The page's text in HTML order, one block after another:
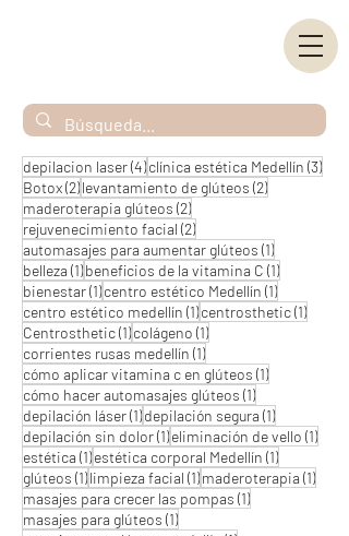
depilacion laser(4)4 entradas
clínica estética Medellín (3)3
Botox(2)2 entradas
levantamiento de glúteos (2)2 entradas
maderoterapia glúteos (2)2 entradas
rejuvenecimiento facial (2)2 entradas
automasajes para aumentar glúteos (1)1 entrada
belleza (1)1 entrada
beneficios de la vitamina C (1)1 entrada
bienestar(1)1 entrada
centro estético Medellín (1)1 entrada
centro estético medellín (1)1 entrada
centrosthetic(1)1
Centrosthetic(1)1 entrada
colágeno (1)1 entrada
corrientes rusas medellín (1)1 entrada
cómo aplicar vitamina c en glúteos (1)1 entrada
cómo hacer automasajes glúteos (1)1 entrada
depilación láser(1)1 entrada
depilación segura (1)1 entrada
depilación sin dolor(1)1 entrada
eliminación de vello (1)1
estética (1)1 entrada
estética corporal Medellín (1)1 entrada
glúteos (1)1 entrada
limpieza facial (1)1 entrada
maderoterapia (1)1
masajes para crecer las pompas (1)1 entrada
masajes para glúteos (1)1 entrada